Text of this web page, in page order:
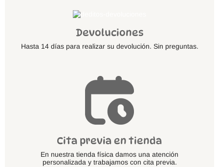
Devoluciones
Hasta 14 días para realizar su devolución. Sin preguntas.
Cita previa en tienda
En nuestra tienda física damos una atención
personalizada y trabajamos con cita previa.